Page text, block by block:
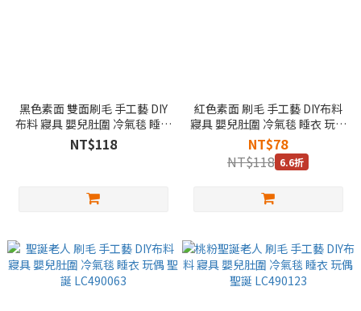
黑色素面 雙面刷毛 手工藝 DIY
布料 寢具 嬰兒肚圍 冷氣毯 睡衣
玩偶 LC590039
NT$118
紅色素面 刷毛 手工藝 DIY布料
寢具 嬰兒肚圍 冷氣毯 睡衣 玩偶
LC590023
NT$78
NT$118 6.6折